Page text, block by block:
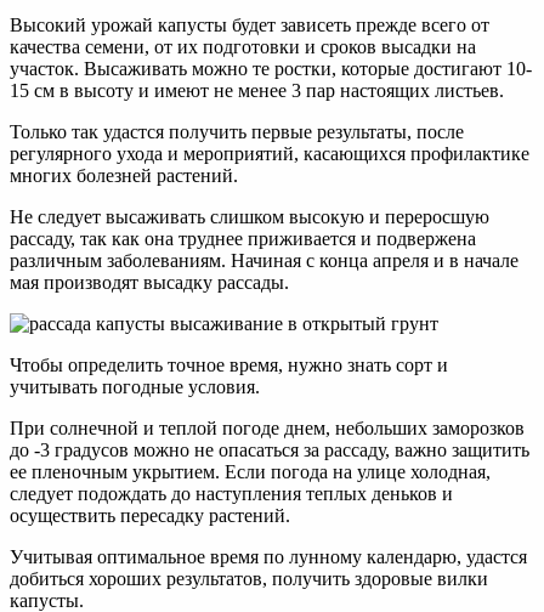
Высокий урожай капусты будет зависеть прежде всего от
качества семени, от их подготовки и сроков высадки на
участок. Высаживать можно те ростки, которые достигают 10-
15 см в высоту и имеют не менее 3 пар настоящих листьев.
Только так удастся получить первые результаты, после
регулярного ухода и мероприятий, касающихся профилактике
многих болезней растений.
Не следует высаживать слишком высокую и переросшую
рассаду, так как она труднее приживается и подвержена
различным заболеваниям. Начиная с конца апреля и в начале
мая производят высадку рассады.
Чтобы определить точное время, нужно знать сорт и
учитывать погодные условия.
При солнечной и теплой погоде днем, небольших заморозков
до -3 градусов можно не опасаться за рассаду, важно защитить
ее пленочным укрытием. Если погода на улице холодная,
следует подождать до наступления теплых деньков и
осуществить пересадку растений.
Учитывая оптимальное время по лунному календарю, удастся
добиться хороших результатов, получить здоровые вилки
капусты.